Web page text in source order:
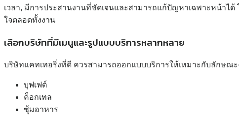
เวลา, มีการประสานงานที่ชัดเจนและสามารถแก้ปัญหาเฉพาะหน้าไ
ใจตลอดทั้งงาน
เลือกบริษัทที่มีเมนูและรูปแบบบริการหลากหลาย
บริษัทแคทเทอริ่งที่ดี ควรสามารถออกแบบบริการให้เหมาะกับลักษณะ
บุฟเฟต์
ค็อกเทล
ซุ้มอาหาร